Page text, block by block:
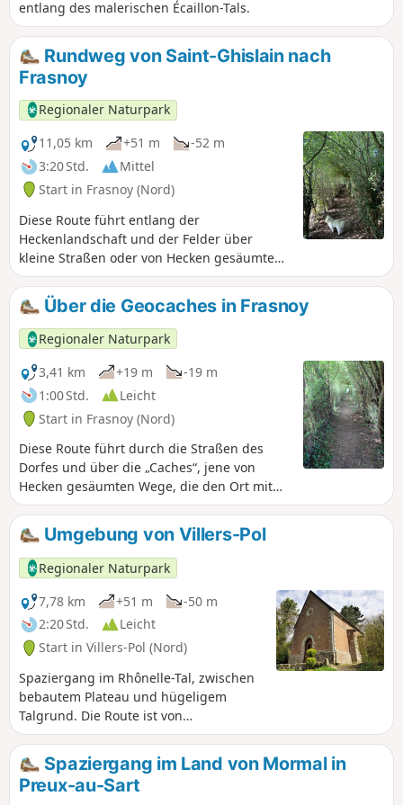
entlang des malerischen Écaillon-Tals.
Rundweg von Saint-Ghislain nach
Frasnoy
Regionaler Naturpark
11,05 km
+51 m
-52 m
3:20 Std.
Mittel
Start in Frasnoy (Nord)
Diese Route führt entlang der
Heckenlandschaft und der Felder über
kleine Straßen oder von Hecken gesäumte
Wege. Anmerkung des Moderators vom
06.07.2021: Achtung! Mögliche Gefahr auf
diesem Weg, der von Stacheldraht
durchzogen ist, siehe Hinweise weiter
unten.
Über die Geocaches in Frasnoy
Regionaler Naturpark
3,41 km
+19 m
-19 m
1:00 Std.
Leicht
Start in Frasnoy (Nord)
Diese Route führt durch die Straßen des
Dorfes und über die „Caches“, jene von
Hecken gesäumten Wege, die den Ort mit
den Weiden verbinden. Die RD 942 wird auf
einer Länge von 400 m entlanggeführt,
seien Sie vorsichtig. Bei Regenwetter ist das
Tragen von wasserdichten Schuhen
erforderlich.
Umgebung von Villers-Pol
Regionaler Naturpark
7,78 km
+51 m
-50 m
2:20 Std.
Leicht
Start in Villers-Pol (Nord)
Spaziergang im Rhônelle-Tal, zwischen
bebautem Plateau und hügeligem
Talgrund. Die Route ist von
unterschiedlicher Länge und für
Familien geeignet. Beste Reisezeit: April
bis September.
Spaziergang im Land von Mormal in
Preux-au-Sart